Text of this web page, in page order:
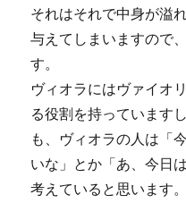
それはそれで中身が溢
与えてしまいますので
す。
ヴィオラにはヴァイオ
る役割を持ってい ます
も、ヴィオラの人は「
いな」とか「あ、今日
考えていると思います。